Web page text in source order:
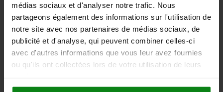
médias sociaux et d'analyser notre trafic. Nous
partageons également des informations sur l'utilisation de
notre site avec nos partenaires de médias sociaux, de
publicité et d'analyse, qui peuvent combiner celles-ci
avec d'autres informations que vous leur avez fournies
ou qu'ils ont collectées lors de votre utilisation de leurs
FORCE MANUELLE FH N=140 FORCE DE SERRAGE F1 N=3000
Référence:05837-24-066752
71,16 €
hors TVA
DÉTAILS